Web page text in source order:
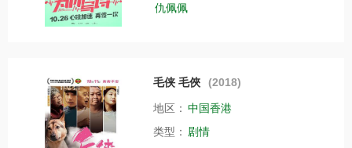
仇佩佩
毛侠 毛俠 (2018)
地区： 中国香港
类型： 剧情